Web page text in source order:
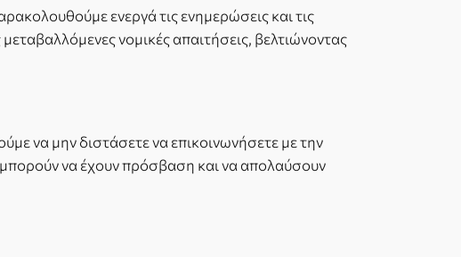
ενεργά τις ενημερώσεις και τις
μεταβαλλόμενες νομικές απαιτήσεις, βελτιώνοντας
να μην διστάσετε να επικοινωνήσετε με την
να έχουν πρόσβαση και να απολαύσουν